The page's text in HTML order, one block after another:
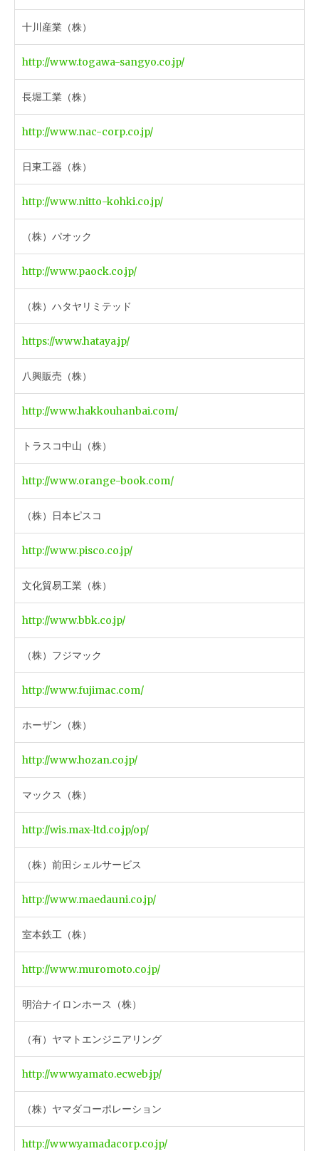
十川産業（株）
http://www.togawa-sangyo.co.jp/
長堀工業（株）
http://www.nac-corp.co.jp/
日東工器（株）
http://www.nitto-kohki.co.jp/
（株）パオック
http://www.paock.co.jp/
（株）ハタヤリミテッド
https://www.hataya.jp/
八興販売（株）
http://www.hakkouhanbai.com/
トラスコ中山（株）
http://www.orange-book.com/
（株）日本ピスコ
http://www.pisco.co.jp/
文化貿易工業（株）
http://www.bbk.co.jp/
（株）フジマック
http://www.fujimac.com/
ホーザン（株）
http://www.hozan.co.jp/
マックス（株）
http://wis.max-ltd.co.jp/op/
（株）前田シェルサービス
http://www.maedauni.co.jp/
室本鉄工（株）
http://www.muromoto.co.jp/
明治ナイロンホース（株）
（有）ヤマトエンジニアリング
http://www.yamato.ecweb.jp/
（株）ヤマダコーポレーション
http://www.yamadacorp.co.jp/